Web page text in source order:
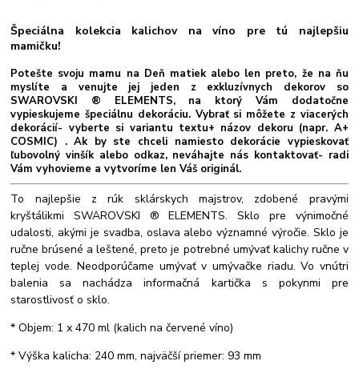
Špeciálna kolekcia kalichov na víno pre tú najlepšiu
mamičku!
Potešte svoju mamu na Deň matiek alebo len preto, že na ňu
myslíte a venujte jej jeden z exkluzívnych dekorov so
SWAROVSKI ® ELEMENTS, na ktorý Vám dodatočne
vypieskujeme špeciálnu dekoráciu. Vybrať si môžete z viacerých
dekorácií- vyberte si variantu textu+ názov dekoru (napr. A+
COSMIC) . Ak by ste chceli namiesto dekorácie vypieskovať
ľubovolný vinšík alebo odkaz, neváhajte nás kontaktovať- radi
Vám vyhovieme a vytvoríme len Váš originál.
To najlepšie z rúk sklárskych majstrov, zdobené pravými
kryštálikmi SWAROVSKI ® ELEMENTS. Sklo pre výnimočné
udalosti, akými je svadba, oslava alebo významné výročie. Sklo je
ručne brúsené a leštené, preto je potrebné umývať kalichy ručne v
teplej vode. Neodporúčame umývať v umývačke riadu. Vo vnútri
balenia sa nachádza informačná kartička s pokynmi pre
starostlivosť o sklo.
* Objem: 1 x 470 ml (kalich na červené víno)
* Výška kalicha: 240 mm, najväčší priemer: 93 mm